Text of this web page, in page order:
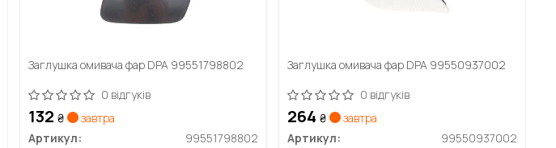
Заглушка омивача фар DPA 99551798802
0 відгуків
132₴
завтра
Артикул:
99551798802
Заглушка омивача фар DPA 99550937002
0 відгуків
264₴
завтра
Артикул:
99550937002